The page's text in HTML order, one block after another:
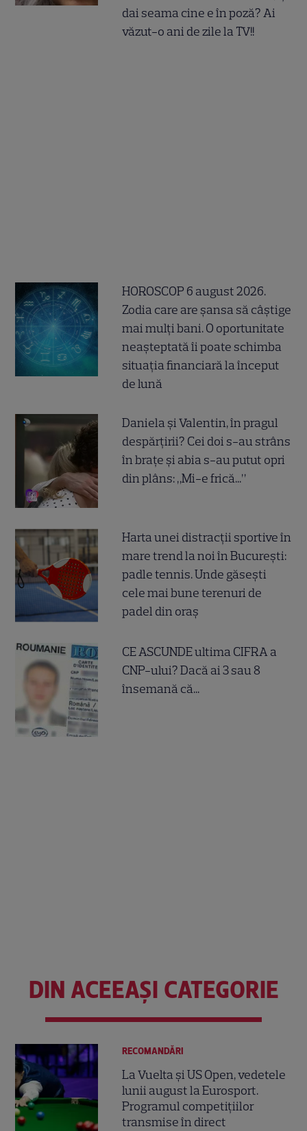
dai seama cine e în poză? Ai
văzut-o ani de zile la TV!!
HOROSCOP 6 august 2026.
Zodia care are șansa să câștige
mai mulți bani. O oportunitate
neașteptată îi poate schimba
situația financiară la început
de lună
Daniela și Valentin, în pragul
despărțirii? Cei doi s-au strâns
în brațe și abia s-au putut opri
din plâns: „Mi-e frică...”
Harta unei distracții sportive în
mare trend la noi în București:
padle tennis. Unde găsești
cele mai bune terenuri de
padel din oraș
CE ASCUNDE ultima CIFRA a
CNP-ului? Dacă ai 3 sau 8
însemană că...
DIN ACEEAȘI CATEGORIE
RECOMANDĂRI
La Vuelta și US Open, vedetele
lunii august la Eurosport.
Programul competițiilor
transmise în direct